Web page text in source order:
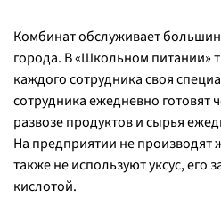
Комбинат обслуживает
города. В «Школьном питании»
каждого сотрудника своя
сотрудника ежедневно готовят
развозе продуктов и сырья
На предприятии не производят
также не используют уксус, его
кислотой.